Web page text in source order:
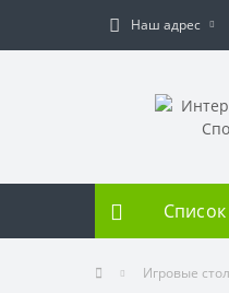
Наш адрес
Игровые